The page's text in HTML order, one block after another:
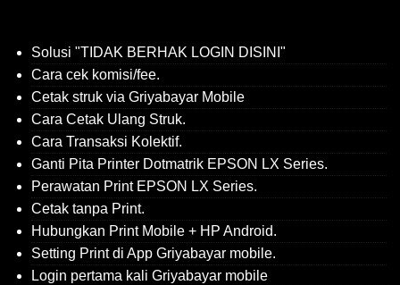
Solusi "TIDAK BERHAK LOGIN DISINI"
Cara cek komisi/fee.
Cetak struk via Griyabayar Mobile
Cara Cetak Ulang Struk.
Cara Transaksi Kolektif.
Ganti Pita Printer Dotmatrik EPSON LX Series.
Perawatan Print EPSON LX Series.
Cetak tanpa Print.
Hubungkan Print Mobile + HP Android.
Setting Print di App Griyabayar mobile.
Login pertama kali Griyabayar mobile